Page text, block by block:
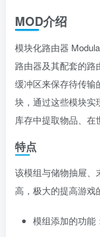
MOD介绍
模块化路由器
路由器及其配套的
缓冲区来保存待传输
块，通过这些模块实
库存中提取物品、在
特点
该模组与储物抽屉、
高，极大的提高游戏
模组添加的功能